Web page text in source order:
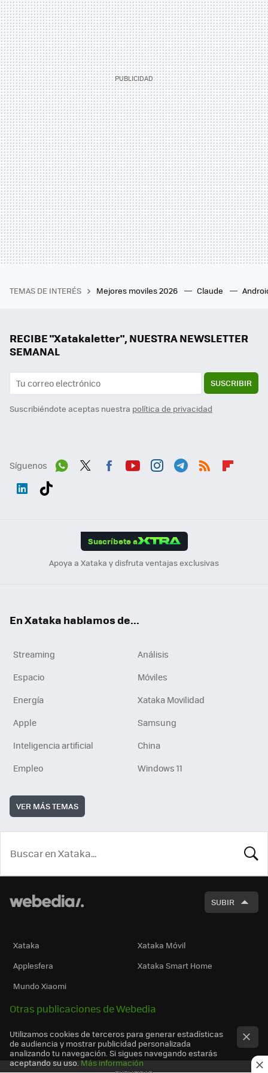
TEMAS DE INTERÉS Mejores moviles 2026 Claude
RECIBE "Xatakaletter", NUESTRA NEWSLETTER
SEMANAL
SUSCRIBIR
Suscribiéndote aceptas nuestra política de privacidad
Síguenos
Suscríbete a
Apoya a Xataka y disfruta ventajas exclusivas
En Xataka hablamos de...
Streaming
Análisis
Espacio
Móviles
Energía
Xataka Movilidad
Apple
Samsung
Inteligencia artificial
China
Empleo
Windows 11
VER MÁS TEMAS
SUBIR
Xataka
Xataka Móvil
Applesfera
Xataka Smart Home
Mundo Xiaomi
Otras publicaciones de Webedia
Utilizamos cookies de terceros para generar estadísticas
de audiencia y mostrar publicidad personalizada
analizando tu navegación. Si sigues navegando estarás
aceptando su uso. Más información